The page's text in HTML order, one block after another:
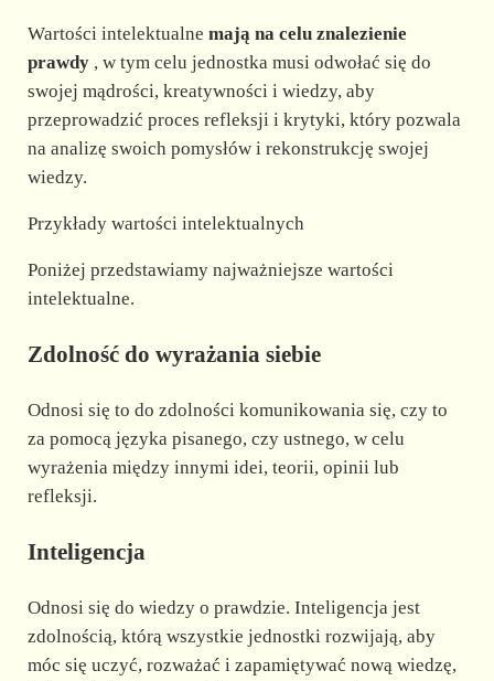
Wartości intelektualne mają na celu znalezienie
prawdy, w tym celu jednostka musi odwołać się do
swojej mądrości, kreatywności i wiedzy, aby
przeprowadzić proces refleksji i krytyki, który pozwala
na analizę swoich pomysłów i rekonstrukcję swojej
wiedzy.
Przykłady wartości intelektualnych
Poniżej przedstawiamy najważniejsze wartości
intelektualne.
Zdolność do wyrażania siebie
Odnosi się to do zdolności komunikowania się, czy to
za pomocą języka pisanego, czy ustnego, w celu
wyrażenia między innymi idei, teorii, opinii lub
refleksji.
Inteligencja
Odnosi się do wiedzy o prawdzie. Inteligencja jest
zdolnością, którą wszystkie jednostki rozwijają, aby
móc się uczyć, rozważać i zapamiętywać nową wiedzę,